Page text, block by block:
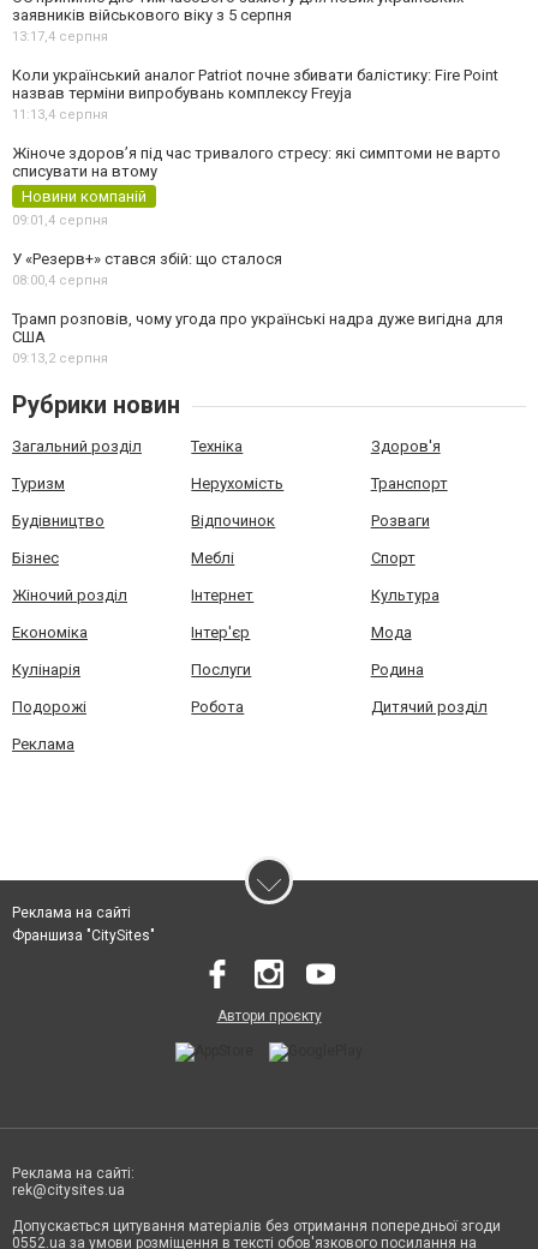
заявників військового віку з 5 серпня
13:17,4 серпня
Коли український аналог Patriot почне збивати балістику: Fire Point
назвав терміни випробувань комплексу Freyja
11:13,4 серпня
Жіноче здоров’я під час тривалого стресу: які симптоми не варто
списувати на втому
Новини компаній
09:01,4 серпня
У «Резерв+» стався збій: що сталося
08:00,4 серпня
Трамп розповів, чому угода про українські надра дуже вигідна для
США
09:13,2 серпня
Рубрики новин
Загальний розділ Техніка Здоров'я
Туризм Нерухомість Транспорт
Будівництво Відпочинок Розваги
Бізнес Меблі Спорт
Жіночий розділ Інтернет Культура
Економіка Інтер'єр Мода
Кулінарія Послуги Родина
Подорожі Робота Дитячий розділ
Реклама
Реклама на сайті
Франшиза "CitySites"
Автори проєкту
Реклама на сайті:
rek@citysites.ua
Допускається цитування матеріалів без отримання попередньої згоди
0552.ua за умови розміщення в тексті обов'язкового посилання на